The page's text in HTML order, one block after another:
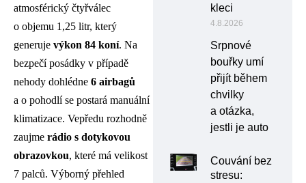
atmosférický čtyřválec
o objemu 1,25 litr, který
generuje výkon 84 koní. Na
bezpečí posádky v případě
nehody dohlédne 6 airbagů
a o pohodlí se postará manuální
klimatizace. Vepředu rozhodně
zaujme rádio s dotykovou
obrazovkou, které má velikost
7 palců. Výborný přehled
kleci
4.8.2026
Srpnové
bouřky umí
přijít během
chvilky
a otázka,
jestli je auto
Couvání bez
stresu: